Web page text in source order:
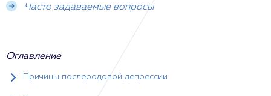
Часто задаваемые вопросы
Оглавление
Причины послеродовой депрессии